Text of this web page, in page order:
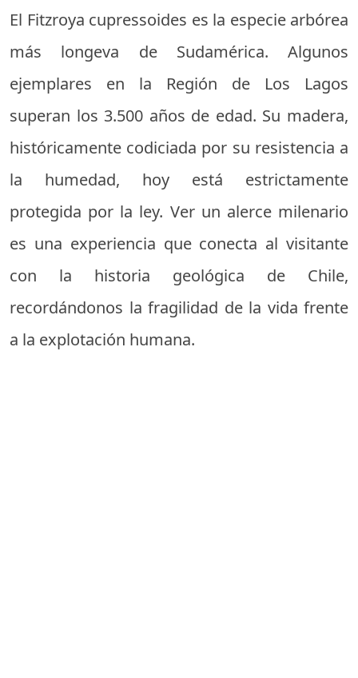
El Fitzroya cupressoides es la especie arbórea
más longeva de Sudamérica. Algunos
ejemplares en la Región de Los Lagos
superan los 3.500 años de edad. Su madera,
históricamente codiciada por su resistencia a
la humedad, hoy está estrictamente
protegida por la ley. Ver un alerce milenario
es una experiencia que conecta al visitante
con la historia geológica de Chile,
recordándonos la fragilidad de la vida frente
a la explotación humana.